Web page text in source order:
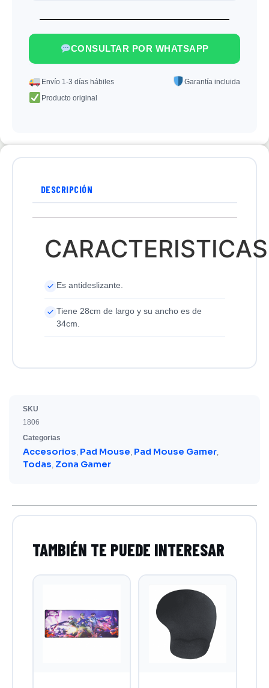
CONSULTAR POR WHATSAPP
Envío 1-3 días hábiles
Garantía incluida
Producto original
DESCRIPCIÓN
CARACTERISTICAS
Es antideslizante.
Tiene 28cm de largo y su ancho es de
34cm.
SKU
1806
Categorias
Accesorios, Pad Mouse, Pad Mouse Gamer,
Todas, Zona Gamer